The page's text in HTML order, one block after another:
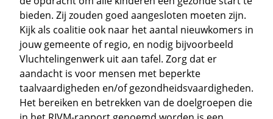
bieden. Zij zouden goed aangesloten moeten zijn.
Kijk als coalitie ook naar het aantal nieuwkomers in
jouw gemeente of regio, en nodig bijvoorbeeld
Vluchtelingenwerk uit aan tafel. Zorg dat er
aandacht is voor mensen met beperkte
taalvaardigheden en/of gezondheidsvaardigheden.
Het bereiken en betrekken van de doelgroepen die